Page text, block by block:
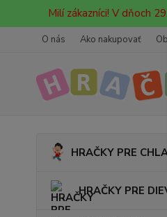
Milí zákazníci! V dňoch
O nás Ako nakupovať
HRAČKY PRE
HRAČKY PRE